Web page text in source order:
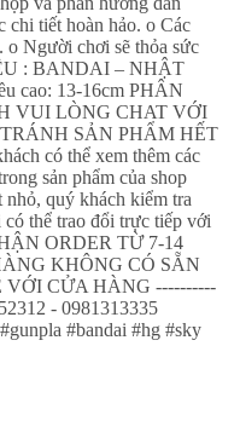
chi tiết hoàn hảo. o Các
o Người chơi sẽ thỏa sức
: BANDAI – NHẬT
cao: 13-16cm PHÂN
VUI LÒNG CHAT VỚI
SẢN PHẨM HẾT
có thể xem thêm các
sản phẩm của shop
quý khách kiểm tra
thể trao đổi trực tiếp với
ORDER TỪ 7-14
KHÔNG CÓ SẴN
CỬA HÀNG ----------
- 0981313335
#bandai #hg #sky